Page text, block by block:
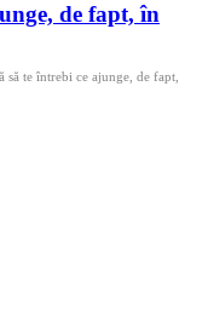
de fapt, în
să te întrebi ce ajunge, de fapt,